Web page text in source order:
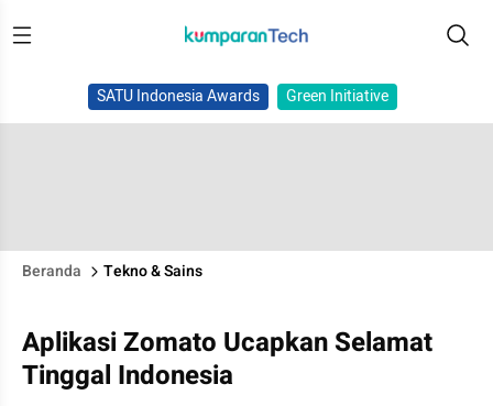
SATU Indonesia Awards Green Initiative
Beranda Tekno & Sains
Aplikasi Zomato Ucapkan Selamat
Tinggal Indonesia